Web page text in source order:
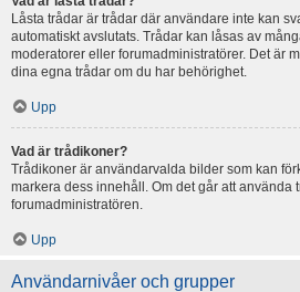
Låsta trådar är trådar där användare inte kan
automatiskt avslutats. Trådar kan låsas av
moderatorer eller forumadministratörer. Det är
dina egna trådar om du har behörighet.
Upp
Vad är trådikoner?
Trådikoner är användarvalda bilder som kan
markera dess innehåll. Om det går att använda
forumadministratören.
Upp
Användarnivåer och grupper